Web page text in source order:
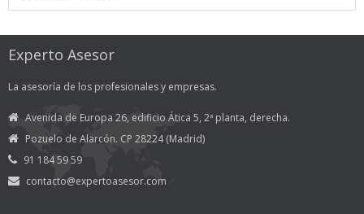
Experto Asesor
La asesoría de los profesionales y empresas.
Avenida de Europa 26, edificio Ática 5, 2ª planta, derecha.
Pozuelo de Alarcón. CP 28224 (Madrid)
91 184 59 59
contacto@expertoasesor.com